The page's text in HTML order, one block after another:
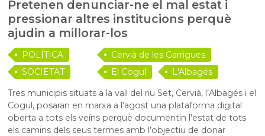
Pretenen denunciar-ne el mal estat i
pressionar altres institucions perquè
ajudin a millorar-los
POLÍTICA
SOCIETAT
Cervià de les Garrigues
El Cogul
L'Albagés
Tres municipis situats a la vall del riu Set, Cervià, l’Albagés i el
Cogul, posaran en marxa a l’agost una plataforma digital
oberta a tots els veïns perquè documentin l’estat de tots
els camins dels seus termes amb l’objectiu de donar